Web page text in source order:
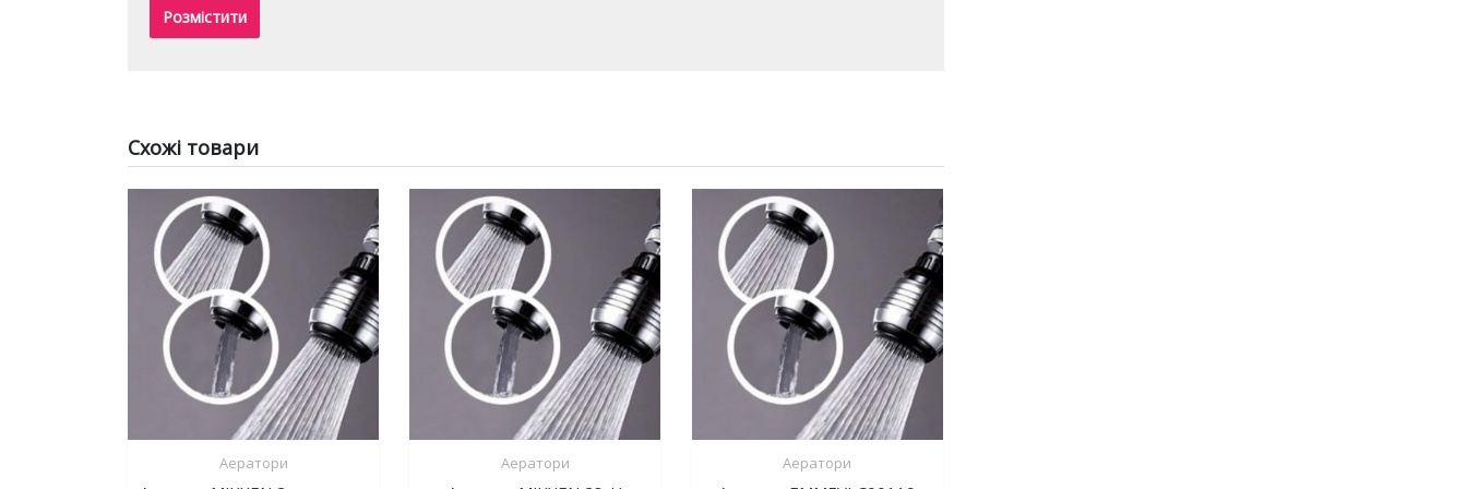
Схожі товари
Аератори Аератори Аератори